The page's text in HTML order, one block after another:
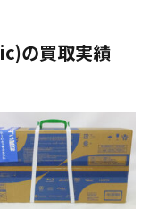
の買取実績